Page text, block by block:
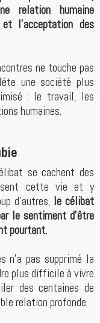
relation humaine
l’acceptation des
ne touche pas
une société plus
: le travail, les
humaines.
se cachent des
cette vie et y
d’autres, le célibat
le sentiment d’être
pourtant.
n’a pas supprimé la
plus difficile à vivre
des centaines de
relation profonde.